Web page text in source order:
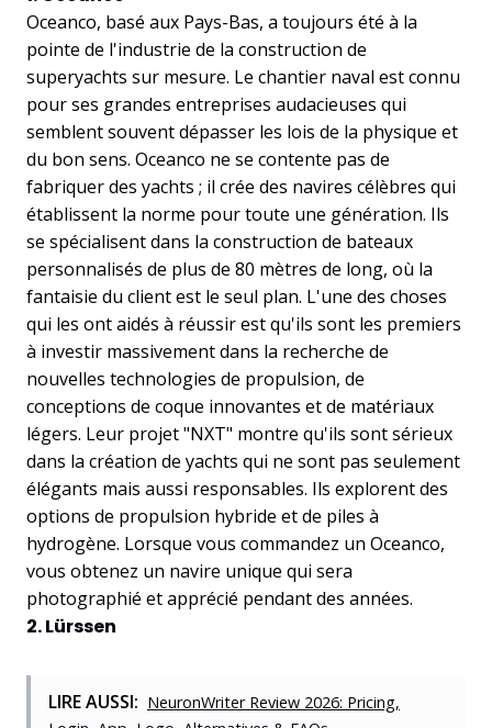
Oceanco, basé aux Pays-Bas, a toujours été à la
pointe de l'industrie de la construction de
superyachts sur mesure. Le chantier naval est connu
pour ses grandes entreprises audacieuses qui
semblent souvent dépasser les lois de la physique et
du bon sens. Oceanco ne se contente pas de
fabriquer des yachts ; il crée des navires célèbres qui
établissent la norme pour toute une génération. Ils
se spécialisent dans la construction de bateaux
personnalisés de plus de 80 mètres de long, où la
fantaisie du client est le seul plan. L'une des choses
qui les ont aidés à réussir est qu'ils sont les premiers
à investir massivement dans la recherche de
nouvelles technologies de propulsion, de
conceptions de coque innovantes et de matériaux
légers. Leur projet "NXT" montre qu'ils sont sérieux
dans la création de yachts qui ne sont pas seulement
élégants mais aussi responsables. Ils explorent des
options de propulsion hybride et de piles à
hydrogène. Lorsque vous commandez un Oceanco,
vous obtenez un navire unique qui sera
photographié et apprécié pendant des années.
2. Lürssen
LIRE AUSSI: NeuronWriter Review 2026: Pricing,